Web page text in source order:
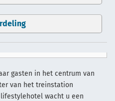
gasten in het centrum van
van het treinstation
wacht u een